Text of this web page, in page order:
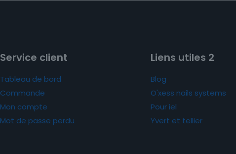
Service client
Tableau de bord
Commande
Mon compte
Mot de passe perdu
Liens utiles 2
Blog
O'xess nails systems
Pour iel
Yvert et tellier